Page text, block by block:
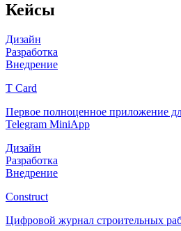
Кейсы
Дизайн
Разработка
Внедрение
T Card
Первое полноценное приложение
Telegram MiniApp
Дизайн
Разработка
Внедрение
Construct
Цифровой журнал строительных